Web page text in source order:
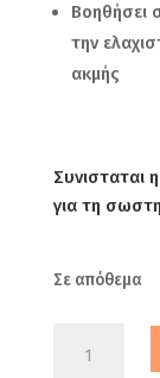
Βοηθήσει
την
ακμής
Συνισταται
για τη
Σε απόθεμα
Sleep